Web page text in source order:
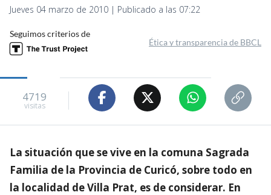
Jueves 04 marzo de 2010 | Publicado a las 07:22
Seguimos criterios de
Ética y transparencia de BBCL
4719
visitas
La situación que se vive en la comuna Sagrada
Familia de la Provincia de Curicó, sobre todo en
la localidad de Villa Prat, es de considerar. En